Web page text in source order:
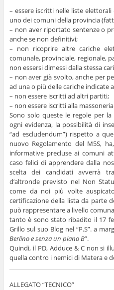
– essere iscritti nelle liste
uno dei comuni della provincia
– non aver riportato sentenze o
anche se non definitivi;
– non ricoprire altre cariche
comunale, provinciale, regionale,
non essersi dimessi dalla stessa
– non aver già svolto, anche per
ad una o più delle cariche indicate
– non essere iscritti ad altri partiti;
– non essere iscritti alla
Sono solo queste le regole per
ogni evidenza, la possibilità di
“ad escludendum”) rispetto a
nuovo Regolamento del M5S,
informative precluse ai comuni
caso felici di apprendere dalla
scelta dei candidati avverrà
d’altronde previsto nel Non
come da noi più volte
certificazione della lista da parte
può rappresentare a livello
tanto è sono stato ribadito il 17
Grillo sul suo Blog nel “P.S”. a
Berlino e senza un piano B”.
Quindi, il PD, Adduce & C non si
quella contro i nemici di Matera e
ALLEGATO “TECNICO”